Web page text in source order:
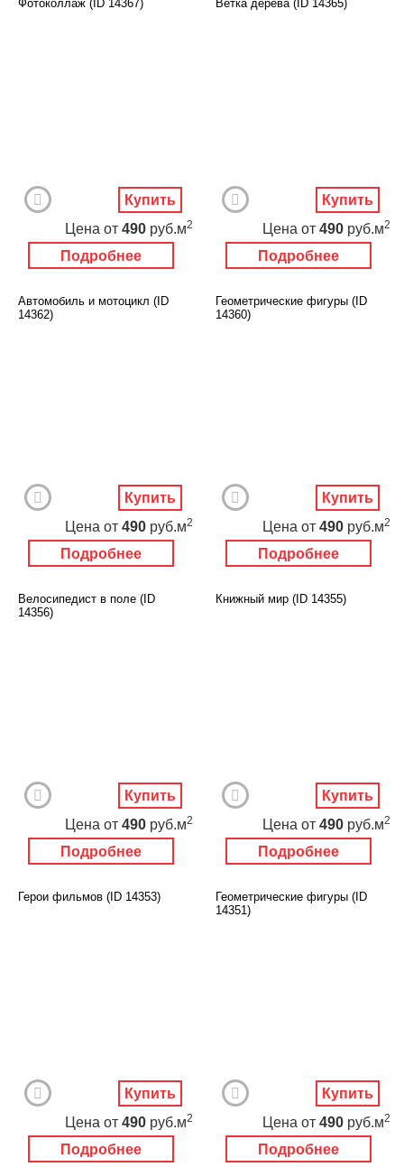
Фотоколлаж (ID 14367)
Подробнее
Цена от 490 руб.м2
Купить
Ветка дерева (ID 14365)
Подробнее
Цена от 490 руб.м2
Купить
Автомобиль и мотоцикл (ID
14362)
Подробнее
Цена от 490 руб.м2
Купить
Геометрические фигуры (ID
14360)
Подробнее
Цена от 490 руб.м2
Купить
Велосипедист в поле (ID
14356)
Подробнее
Цена от 490 руб.м2
Купить
Книжный мир (ID 14355)
Подробнее
Цена от 490 руб.м2
Купить
Герои фильмов (ID 14353)
Подробнее
Цена от 490 руб.м2
Купить
Геометрические фигуры (ID
14351)
Подробнее
Цена от 490 руб.м2
Купить